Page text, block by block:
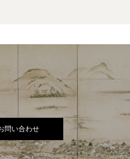
問い合わせ